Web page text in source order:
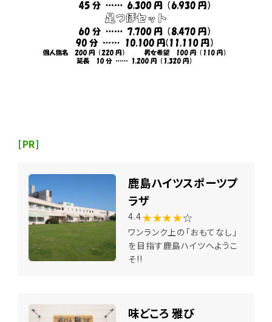
[PR]
鹿島ハイツスポーツプ
ラザ
4.4★★★★☆
ワンランク上の「おもてなし」
を目指す鹿島ハイツへようこ
そ!!
味どころ 雅び